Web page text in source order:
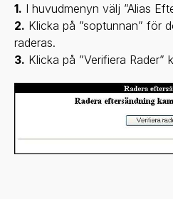
1. I huvudmenyn välj ”Alias
2. Klicka på ”soptunnan” för
raderas.
3. Klicka på ”Verifiera Rader”